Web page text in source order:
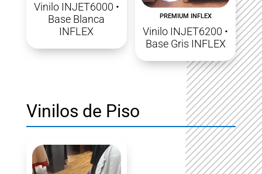
Vinilo INJET6000 •
Base Blanca
INFLEX
PREMIUM INFLEX
Vinilo INJET6200 •
Base Gris INFLEX
Vinilos de Piso